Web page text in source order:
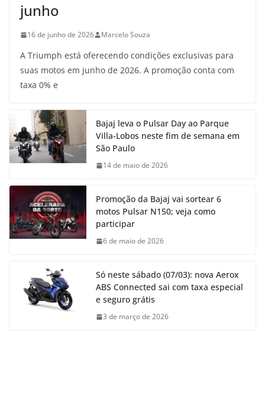
junho
16 de junho de 2026 Marcelo Souza
A Triumph está oferecendo condições exclusivas para
suas motos em junho de 2026. A promoção conta com
taxa 0% e
Bajaj leva o Pulsar Day ao Parque
Villa-Lobos neste fim de semana em
São Paulo
14 de maio de 2026
Promoção da Bajaj vai sortear 6
motos Pulsar N150; veja como
participar
6 de maio de 2026
Só neste sábado (07/03): nova Aerox
ABS Connected sai com taxa especial
e seguro grátis
3 de março de 2026